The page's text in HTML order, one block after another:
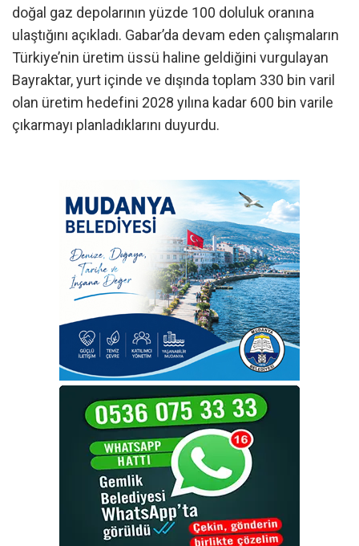
doğal gaz depolarının yüzde 100 doluluk oranına
ulaştığını açıkladı. Gabar’da devam eden çalışmaların
Türkiye’nin üretim üssü haline geldiğini vurgulayan
Bayraktar, yurt içinde ve dışında toplam 330 bin varil
olan üretim hedefini 2028 yılına kadar 600 bin varile
çıkarmayı planladıklarını duyurdu.